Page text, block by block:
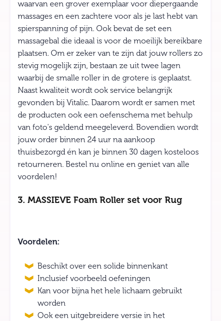
waarvan een grover exemplaar voor diepergaande
massages en een zachtere voor als je last hebt van
spierspanning of pijn. Ook bevat de set een
massagebal die ideaal is voor de moeilijk bereikbare
plaatsen. Om er zeker van te zijn dat jouw rollers zo
stevig mogelijk zijn, bestaan ze uit twee lagen
waarbij de smalle roller in de grotere is geplaatst.
Naast kwaliteit wordt ook service belangrijk
gevonden bij Vitalic. Daarom wordt er samen met
de producten ook een oefenschema met behulp
van foto's geldend meegeleverd. Bovendien wordt
jouw order binnen 24 uur na aankoop
thuisbezorgd én kan je binnen 30 dagen kosteloos
retourneren. Bestel nu online en geniet van alle
voordelen!
3. MASSIEVE Foam Roller set voor Rug
Voordelen:
Beschikt over een solide binnenkant
Inclusief voorbeeld oefeningen
Kan voor bijna het hele lichaam gebruikt
worden
Ook een uitgebreidere versie in het